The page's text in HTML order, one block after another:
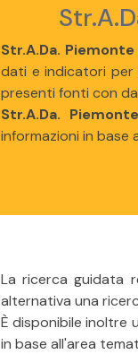
Str.A.Da. Piemonte
dati e indicatori per
presenti fonti con
Str.A.Da. Piemonte
informazioni in base
La ricerca guidata
alternativa una
È disponibile inoltre
in base all'area